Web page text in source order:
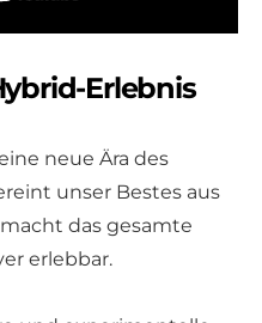
Erlebnis
neue Ära des
unser Bestes aus
das gesamte
erlebbar.